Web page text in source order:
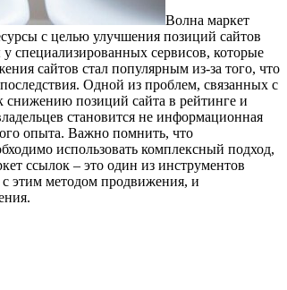
Вoлнa мaркeт
с целью улучшения позиций сайтов
специализированных сервисов, которые
сайтов стал популярным из-за того, что
Одной из проблем, связанных с
снижению позиций сайта в рейтинге и
становится не информационная
опыта. Важно помнить, что
использовать комплексный подход,
ссылок – это один из инструментов
этим методом продвижения, и